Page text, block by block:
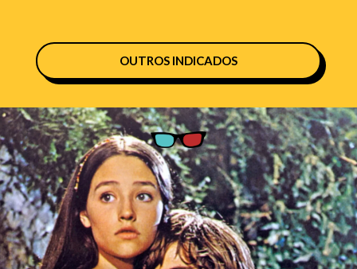
OUTROS INDICADOS